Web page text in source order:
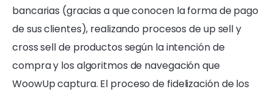
bancarias (gracias a que conocen la forma de pago
de sus clientes), realizando procesos de up sell y
cross sell de productos según la intención de
compra y los algoritmos de navegación que
WoowUp captura. El proceso de fidelización de los